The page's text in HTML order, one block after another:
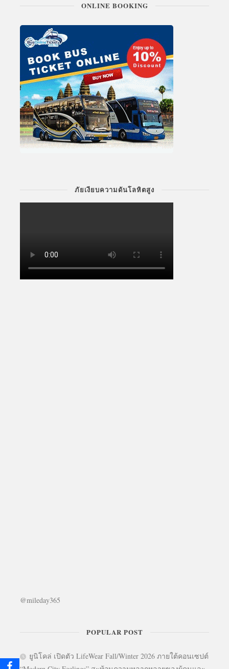
ONLINE BOOKING
ภัยเงียบความดันโลหิตสูง
@mileday365
POPULAR POST
ยูนิโคล่ เปิดตัว LifeWear Fall/Winter 2026 ภายใต้คอนเซปต์